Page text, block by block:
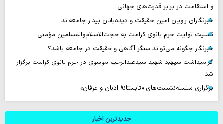
و استقامت در برابر قدرت‌های جهانی
خبرنگاران راویان امین حقیقت و دیده‌بانان بیدار جامعه‌اند
تسلیت تولیت حرم بانوی کرامت به حجت‌الاسلام‌والمسلمین مؤمنی
خبرنگار چگونه می‌تواند سنگر آگاهی و حقیقت در جامعه باشد؟
گرامیداشت سپهبد شهید سیدعبدالرحیم موسوی در حرم بانوی کرامت برگزار
شد
برگزاری سلسله‌نشست‌های «تابستانهٔ ادیان و عرفان»
جدیدترین اخبار